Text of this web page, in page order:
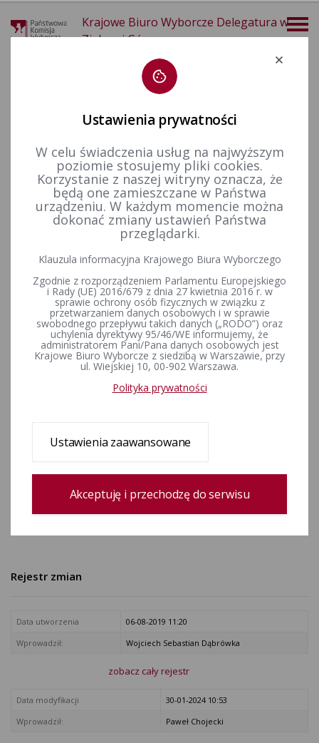
Krajowe Biuro Wyborcze Delegatura w
Zielonej Górze
Wybory samorządowe i referenda lokalne
WZORY DOKUMENTÓW ZWIĄZANYCH ZE ZGŁASZANIEM
KANDYDATÓW DO KOMISJI WYBORCZYCH STANOWIĄ
ZAŁĄCZNIKDO ODPOWIEDNIEJ UCHWAŁY PAŃSTWOWEJ KOMISJI
TERYTORIALNE KOMISJE
WYBORCZE
OBWODOWE KOMISJE
WYBORCZE
WZORY DOKUMENTÓW ZWIĄZANYCH Z TWORZENIEM
DOKUMENTY
Rejestr zmian
Data utworzenia
06-08-2019 11:20
Wprowadził:
Wojciech Sebastian Dąbrówka
zobacz cały rejestr
Data modyfikacji
30-01-2024 10:53
Wprowadził:
Paweł Chojecki
Ustawienia prywatności
W celu świadczenia usług na najwyższym
poziomie stosujemy pliki cookies.
Korzystanie z naszej witryny oznacza, że
będą one zamieszczane w Państwa
urządzeniu. W każdym momencie można
dokonać zmiany ustawień Państwa
przeglądarki.
Klauzula informacyjna Krajowego Biura Wyborczego
Zgodnie z rozporządzeniem Parlamentu Europejskiego
i Rady (UE) 2016/679 z dnia 27 kwietnia 2016 r. w
sprawie ochrony osób fizycznych w związku z
przetwarzaniem danych osobowych i w sprawie
swobodnego przepływu takich danych („RODO”) oraz
uchylenia dyrektywy 95/46/WE informujemy, że
administratorem Pani/Pana danych osobowych jest
Krajowe Biuro Wyborcze z siedzibą w Warszawie, przy
ul. Wiejskiej 10, 00-902 Warszawa.
Polityka prywatności
Ustawienia zaawansowane
Akceptuję i przechodzę do serwisu